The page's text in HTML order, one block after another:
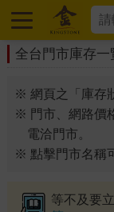
全台門市庫存一
※ 網頁之「庫存
※ 門市、網路價
電洽門市。
※ 點擊門市名稱
等不及要